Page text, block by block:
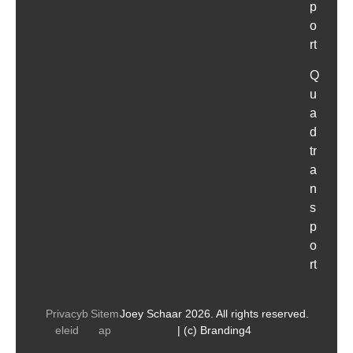
p
o
rt
Q
u
a
d
tr
a
n
s
p
o
rt
Joey Schaar 2026. All rights reserved.
| (c) Branding4
Privacyb
eleid
Sitem
ap